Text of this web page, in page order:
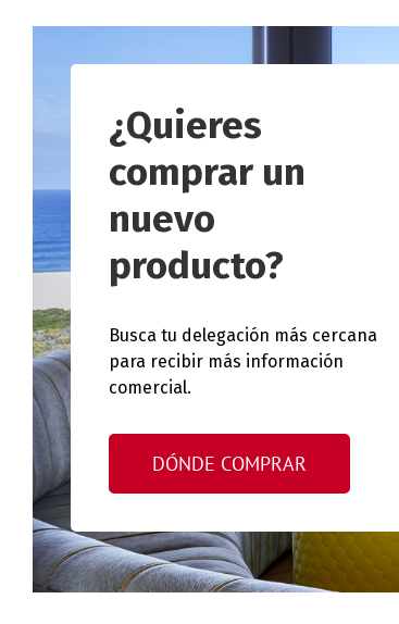
¿Quieres
comprar un
nuevo
producto?
Busca tu delegación más cercana
para recibir más información
comercial.
DÓNDE COMPRAR